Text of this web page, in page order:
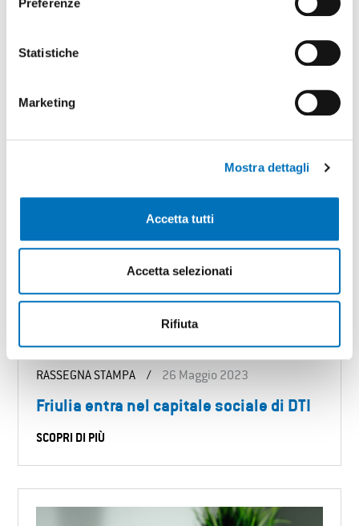
Statistiche
Marketing
Mostra dettagli
Accetta tutti
Accetta selezionati
Rifiuta
Finest entra nel capitale di DTI Hungary
SCOPRI DI PIÙ
RASSEGNA STAMPA / 26 Maggio 2023
Friulia entra nel capitale sociale di DTI
SCOPRI DI PIÙ